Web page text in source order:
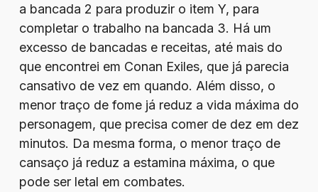
a bancada 2 para produzir o item Y, para
completar o trabalho na bancada 3. Há um
excesso de bancadas e receitas, até mais do
que encontrei em Conan Exiles, que já parecia
cansativo de vez em quando. Além disso, o
menor traço de fome já reduz a vida máxima do
personagem, que precisa comer de dez em dez
minutos. Da mesma forma, o menor traço de
cansaço já reduz a estamina máxima, o que
pode ser letal em combates.